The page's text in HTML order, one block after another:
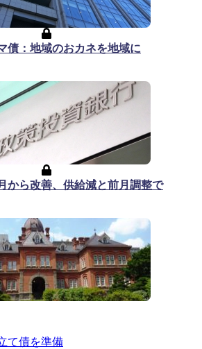
債：地域のおカネを地域に
から改善、供給減と前月調整で
て債を準備